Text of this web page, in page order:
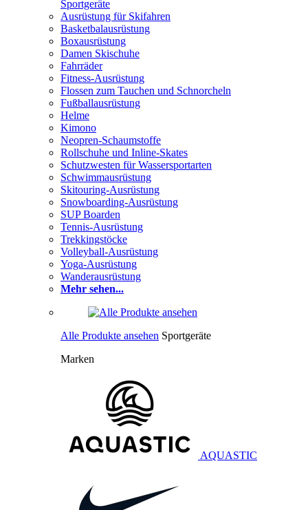
Sportgeräte
Ausrüstung für Skifahren
Basketbalausrüstung
Boxausrüstung
Damen Skischuhe
Fahrräder
Fitness-Ausrüstung
Flossen zum Tauchen und Schnorcheln
Fußballausrüstung
Helme
Kimono
Neopren-Schaumstoffe
Rollschuhe und Inline-Skates
Schutzwesten für Wassersportarten
Schwimmausrüstung
Skitouring-Ausrüstung
Snowboarding-Ausrüstung
SUP Boarden
Tennis-Ausrüstung
Trekkingstöcke
Volleyball-Ausrüstung
Yoga-Ausrüstung
Wanderausrüstung
Mehr sehen...
Alle Produkte ansehen Sportgeräte
Marken
AQUASTIC